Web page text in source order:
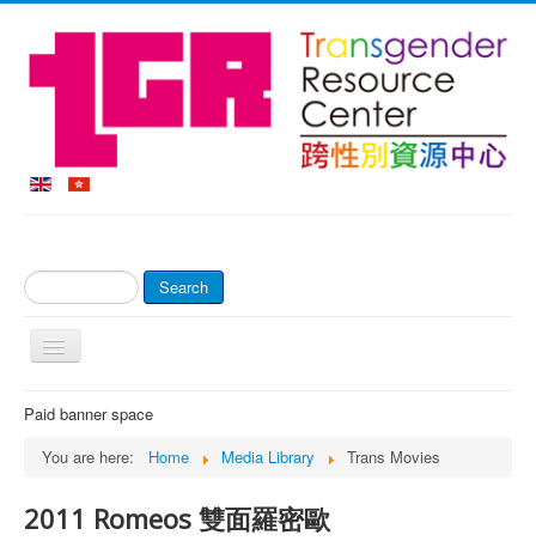
Search
...
Search
Toggle
Home
About Us
Counseling Service
Paid banner space
You are here:
Home Media Library Trans Movies
2011 Romeos 雙面羅密歐